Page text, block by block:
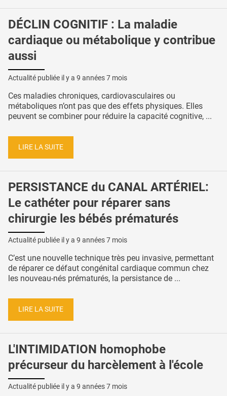
DÉCLIN COGNITIF : La maladie
cardiaque ou métabolique y contribue
aussi
Actualité publiée il y a 9 années 7 mois
Ces maladies chroniques, cardiovasculaires ou
métaboliques n’ont pas que des effets physiques. Elles
peuvent se combiner pour réduire la capacité cognitive, ...
LIRE LA SUITE
PERSISTANCE du CANAL ARTÉRIEL:
Le cathéter pour réparer sans
chirurgie les bébés prématurés
Actualité publiée il y a 9 années 7 mois
C’est une nouvelle technique très peu invasive, permettant
de réparer ce défaut congénital cardiaque commun chez
les nouveau-nés prématurés, la persistance de ...
LIRE LA SUITE
L'INTIMIDATION homophobe
précurseur du harcèlement à l'école
Actualité publiée il y a 9 années 7 mois